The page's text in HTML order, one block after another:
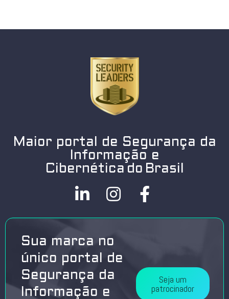
Maior portal de Segurança da
Informação e
Cibernética do Brasil
Sua marca no
único portal de
Segurança da
Informação e
Seja um
patrocinador